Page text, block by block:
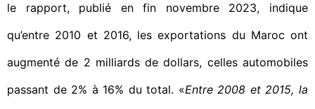
le rapport, publié en fin novembre 2023, indique
qu’entre 2010 et 2016, les exportations du Maroc ont
augmenté de 2 milliards de dollars, celles automobiles
passant de 2% à 16% du total. «Entre 2008 et 2015, la